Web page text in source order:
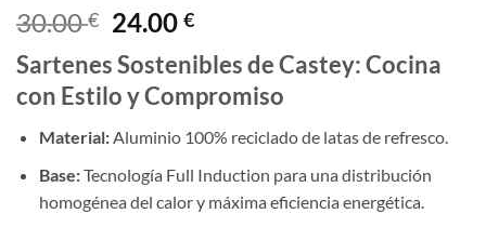
30.00€ El
precio
original
era:
30.00 €.
24.00€El
precio
actual
es:
24.00 €.
Sartenes Sostenibles de Castey: Cocina
con Estilo y Compromiso
Material:Aluminio 100% reciclado de latas de refresco.
Base:Tecnología Full Induction para una distribución
homogénea del calor y máxima eficiencia energética.